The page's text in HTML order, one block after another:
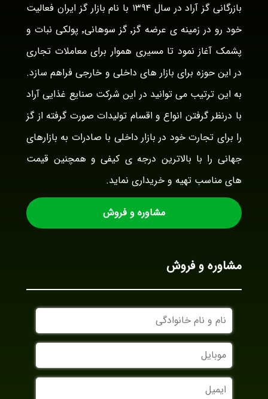
بازرگانی گز آراد در سال ۱۳۹۴ با نام بازار گز ایران فعالیت
خود رو در زمینه ی عرضه گز٬ گز سوهانی٬ پولکی نبات و
پشمک آغاز نمود تا مسیری هموار برای معاملات تجاری
در این حوزه برای بازار های داخلی و خارجی فراهم سازد.
به این ترتیب می توانید در این شرکت صنایع غذایی آراد
با درنظر گرفتن انواع و اقسام تولیدات صورت گرفته از گز
را برای تجارت خود در بازار داخلی با صادرات به بازارهای
جهانی را با بالاترین درجه ی کیفی و همچنین قیمت
های مناسب تهیه و خریداری نماید.
مشاوره و فروش
مشاوره و فروش
نام
و
نام
خانوادگی
موبایل
ایمیل